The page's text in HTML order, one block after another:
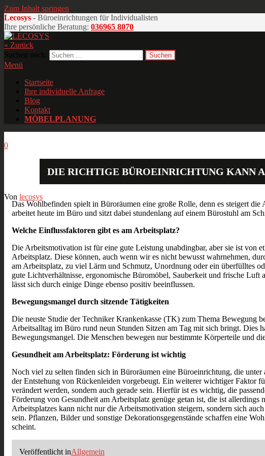
Zum Inhalt springen
Lecosys - Büroeinrichtungen für Individualisten
Ihre persönliche Beratung: 036965 8070
Büroeinrichtungen für Individualisten
« Zurück
Menü
Startseite
Ihre individuelle Anfrage
Blog
Kontakt
MÖBELPLANUNG
0
DIE RICHTIGE BÜROEINRICHTUNG KANN
Von lecosys
Das Wohlbefinden spielt in Büroräumen eine große Rolle, denn es steigert
arbeitet heute im Büro und sitzt dabei stundenlang auf einem Bürostuhl am
Welche Einflussfaktoren gibt es am Arbeitsplatz?
Die Arbeitsmotivation ist für eine gute Leistung unabdingbar, aber sie ist von
Arbeitsplatz. Diese können, auch wenn wir es nicht bewusst wahrnehmen,
am Arbeitsplatz, zu viel Lärm und Schmutz, Unordnung oder ein überfülltes
gute Lichtverhältnisse, ergonomische Büromöbel, Sauberkeit und frische Luft
lässt sich durch einige Dinge ebenso positiv beeinflussen.
Bewegungsmangel durch sitzende Tätigkeiten
Die neuste Studie der Techniker Krankenkasse (TK) zum Thema Bewegung
Arbeitsalltag im Büro rund neun Stunden Sitzen am Tag mit sich bringt. Dies
Bewegungsmangel. Die Menschen bewegen nur bestimmte Körperteile und
Gesundheit am Arbeitsplatz: Förderung ist wichtig
Noch viel zu selten finden sich in Büroräumen eine Büroeinrichtung, die
der Entstehung von Rückenleiden vorgebeugt. Ein weiterer wichtiger Faktor
verändert werden, sondern auch gerade sein. Hierfür ist es wichtig, die
Förderung von Gesundheit am Arbeitsplatz genüge getan ist, die ist
Arbeitsplatzes kann nicht nur die Arbeitsmotivation steigern, sondern sich
sein. Pflanzen, Bilder und sonstige Dekorationsgegenstände schaffen eine
scheint.
Veröffentlicht inAllgemein